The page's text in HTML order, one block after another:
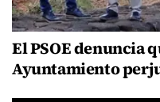
El PSOE denuncia
Ayuntamiento